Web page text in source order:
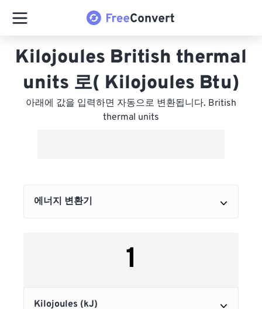
Kilojoules British thermal
units 로( Kilojoules Btu)
아래에 값을 입력하면 자동으로 변환됩니다. British
thermal units